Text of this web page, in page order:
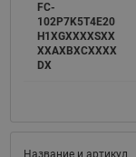
FC-
102P7K5T4E20
H1XGXXXXSXX
XXAXBXCXXXX
DX